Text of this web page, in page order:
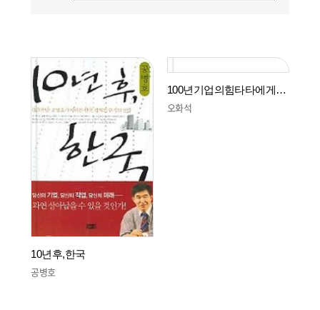
10년후,한국
공병호
100년기업의힘타타에게배워라
오화석